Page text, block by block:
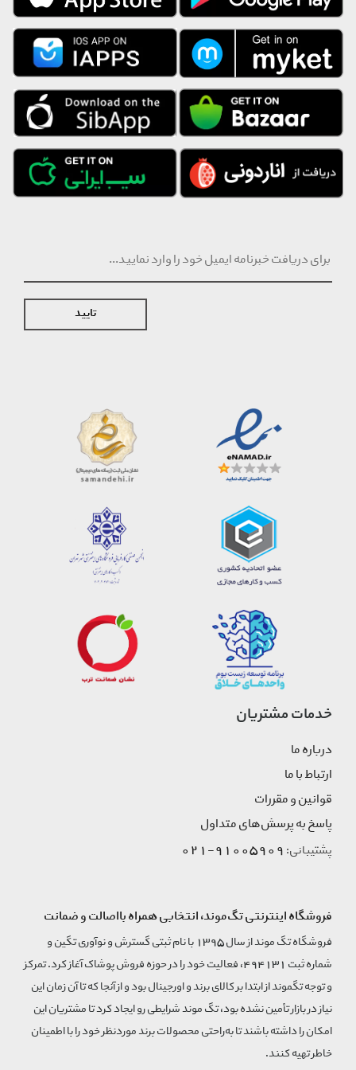
تایید
خدمات مشتریان
درباره ما
ارتباط با ما
قوانین و مقررات
پاسخ به پرسش‌های متداول
پشتیبانی: 91005909-021
فروشگاه اینترنتی تگ‌موند، انتخابی همراه بااصالت و ضمانت
فروشگاه تگ موند از سال 1395 با نام ثبتی گسترش و نوآوری تگین و
شماره ثبت 494131، فعالیت خود را در حوزه فروش پوشاک آغاز کرد. تمرکز
و توجه تگموند از ابتدا بر کالای برند و اورجینال بود و از آنجا که تا آن زمان این
نیاز در بازار تأمین نشده بود، تگ موند شرایطی رو ایجاد کرد تا مشتریان این
امکان را داشته باشند تا به‌راحتی محصولات برند مورد‌نظر خود را با اطمینان
خاطر تهیه کنند.